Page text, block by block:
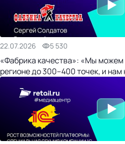
22.07.2026 5 530
«Фабрика качества»: «Мы
регионе до 300–400 точек, и нам